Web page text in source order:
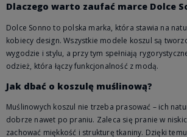
Dlaczego warto zaufać marce Dolce
Dolce Sonno to polska marka, która stawia na
kobiecy design. Wszystkie modele koszul są
wygodzie i stylu, a przy tym spełniają
odzież, która łączy funkcjonalność z modą.
Jak dbać o koszulę muślinową?
Muślinowych koszul nie trzeba prasować – ich
dobrze nawet po praniu. Zaleca się pranie w
zachować miękkość i strukturę tkaniny. Dzięki